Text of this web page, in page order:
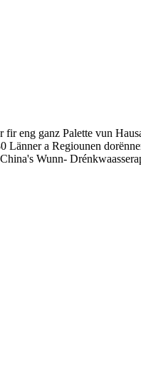
eng ganz Palette vun
a Regiounen
Wunn-